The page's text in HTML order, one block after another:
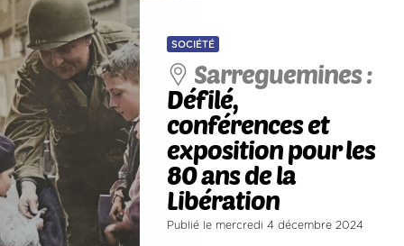
SOCIÉTÉ
Sarreguemines :
Défilé,
conférences et
exposition pour les
80 ans de la
Libération
Publié le mercredi 4 décembre 2024